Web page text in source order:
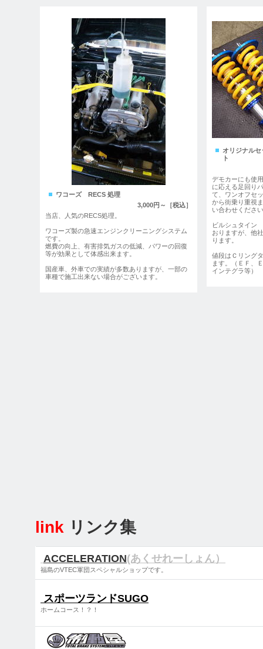
ワコーズ RECS 処理
3,000円～［税込］
当店、人気のRECS処理。
ワコーズ製の急速エンジンクリーニングシステム
です。
燃費の向上、有害排気ガスの低減、パワーの回復
等が効果として体感出来ます。
国産車、外車での実績が多数ありますが、一部の
車種で施工出来ない場合がございます。
オリジナル
ト
デモカーにも使
に応える足回り
て、ワンオフセ
から街乗り重視
い合わせくださ
ビルシュタイン
おりますが、他
ります。
値段はＣリング
ます。（ＥＦ、
インテグラ等）
link リンク集
ACCELERATION(あくせれーしょん）
福島のVTEC軍団スペシャルショップです。
スポーツランドSUGO
ホームコース！？！